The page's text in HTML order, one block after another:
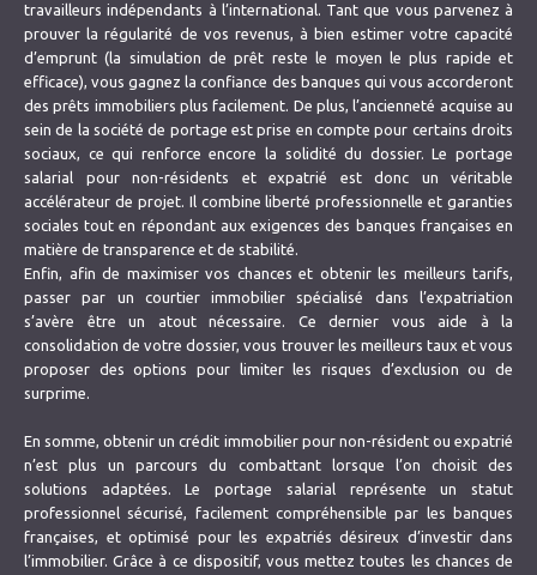
travailleurs indépendants à l’international. Tant que vous parvenez à
prouver la régularité de vos revenus, à bien estimer votre capacité
d’emprunt (la simulation de prêt reste le moyen le plus rapide et
efficace), vous gagnez la confiance des banques qui vous accorderont
des prêts immobiliers plus facilement. De plus, l’ancienneté acquise au
sein de la société de portage est prise en compte pour certains droits
sociaux, ce qui renforce encore la solidité du dossier. Le portage
salarial pour non-résidents et expatrié est donc un véritable
accélérateur de projet. Il combine liberté professionnelle et garanties
sociales tout en répondant aux exigences des banques françaises en
matière de transparence et de stabilité.
Enfin, afin de maximiser vos chances et obtenir les meilleurs tarifs,
passer par un courtier immobilier spécialisé dans l’expatriation
s’avère être un atout nécessaire. Ce dernier vous aide à la
consolidation de votre dossier, vous trouver les meilleurs taux et vous
proposer des options pour limiter les risques d’exclusion ou de
surprime.
En somme, obtenir un crédit immobilier pour non-résident ou expatrié
n’est plus un parcours du combattant lorsque l’on choisit des
solutions adaptées. Le portage salarial représente un statut
professionnel sécurisé, facilement compréhensible par les banques
françaises, et optimisé pour les expatriés désireux d’investir dans
l’immobilier. Grâce à ce dispositif, vous mettez toutes les chances de